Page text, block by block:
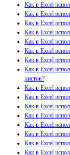
Как в Excel
Как в Excel
Как в Excel
Как в Excel
Как в Excel
Как в Excel
Как в Excel
Как в Excel
листов?
Как в Excel
Как в Excel
Как в Excel
Как в Excel
Как в Excel
Как в Excel
Как в Excel
Как в Excel